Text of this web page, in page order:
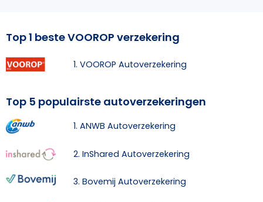
Top 1 beste VOOROP verzekering
1. VOOROP Autoverzekering
Top 5 populairste autoverzekeringen
1. ANWB Autoverzekering
2. InShared Autoverzekering
3. Bovemij Autoverzekering